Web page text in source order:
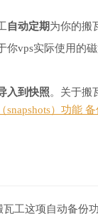
自动定期为你的搬
你vps实际使用的
入到快照。关于搬
snapshots）功能
工这项自动备份